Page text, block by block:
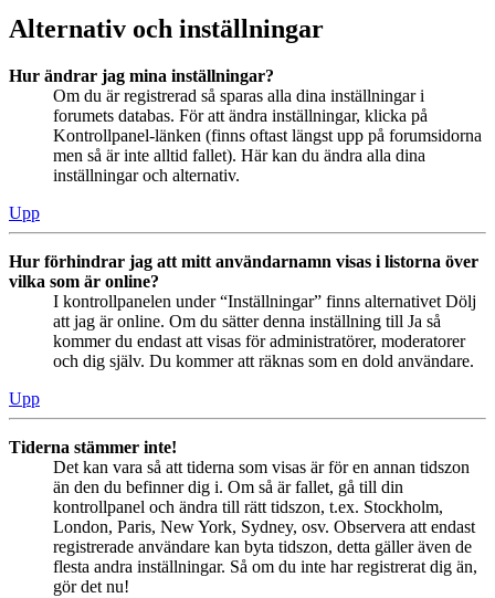
Alternativ och inställningar
Hur ändrar jag mina inställningar?
Om du är registrerad så sparas alla dina inställningar i
forumets databas. För att ändra inställningar, klicka på
Kontrollpanel-länken (finns oftast längst upp på forumsidorna
men så är inte alltid fallet). Här kan du ändra alla dina
inställningar och alternativ.
Upp
Hur förhindrar jag att mitt användarnamn visas i listorna över
vilka som är online?
I kontrollpanelen under “Inställningar” finns alternativet Dölj
att jag är online. Om du sätter denna inställning till Ja så
kommer du endast att visas för administratörer, moderatorer
och dig själv. Du kommer att räknas som en dold användare.
Upp
Tiderna stämmer inte!
Det kan vara så att tiderna som visas är för en annan tidszon
än den du befinner dig i. Om så är fallet, gå till din
kontrollpanel och ändra till rätt tidszon, t.ex. Stockholm,
London, Paris, New York, Sydney, osv. Observera att endast
registrerade användare kan byta tidszon, detta gäller även de
flesta andra inställningar. Så om du inte har registrerat dig än,
gör det nu!